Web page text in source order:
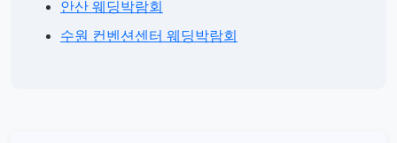
안산 웨딩박람회
수원 컨벤션센터 웨딩박람회